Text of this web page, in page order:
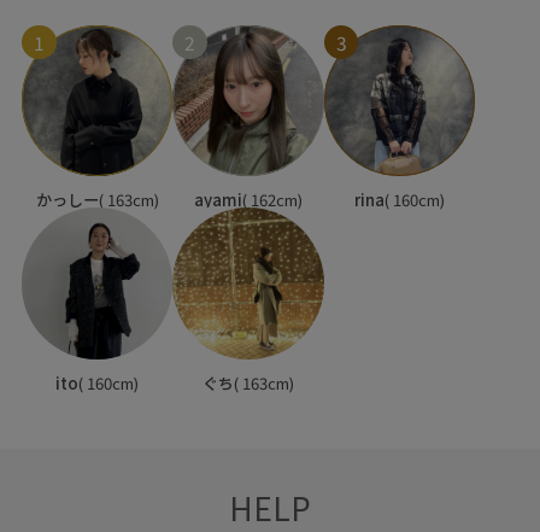
1
かっしー( 163cm)
2
ayami( 162cm)
3
rina( 160cm)
ito( 160cm) ぐち( 163cm)
HELP